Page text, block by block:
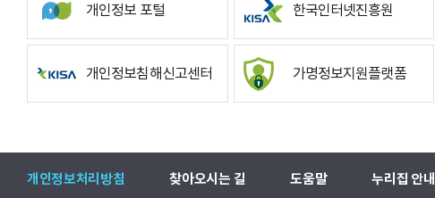
개인정보 포털 한국인터넷진흥원
개인정보침해신고센터 가명정보지원플랫폼
개인정보처리방침 찾아오시는 길 도움말 누리집 안내